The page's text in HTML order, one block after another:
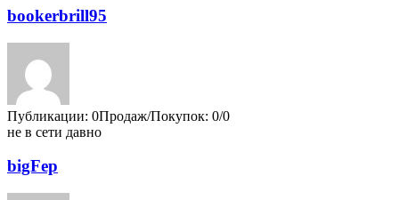
bookerbrill95
Публикации: 0Продаж/Покупок: 0/0
не в сети давно
bigFep